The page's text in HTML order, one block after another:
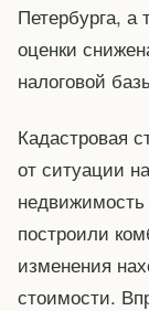
Петербурга, а
оценки
налоговой
Кадастровая
от ситуации
построили
изменения
стоимости.